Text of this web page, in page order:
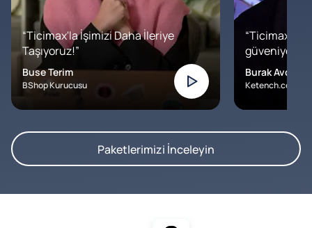
“Ticimax'la İşimizi Daha İleriye
Taşıyoruz!”
Buse Terim
BShop Kurucusu
“Ticimax'a
Burak Avcılar
Ketench.com –
Paketlerimizi İnceleyin